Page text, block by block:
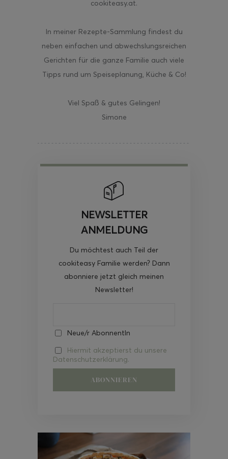
cookiteasy.at.
In meiner Rezepte-Sammlung findest du
neben einfachen und abwechslungsreichen
Gerichten für die ganze Familie auch viele
Tipps rund um Speiseplanung, Küche & Co!
Viel Spaß & gutes Gelingen!
Simone
NEWSLETTER
ANMELDUNG
Du möchtest auch Teil der
cookiteasy Familie werden? Dann
abonniere jetzt gleich meinen
Newsletter!
Neue/r AbonnentIn
Hiermit akzeptierst du unsere
Datenschutzerklärung.
Video-